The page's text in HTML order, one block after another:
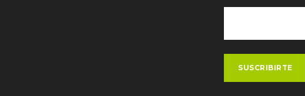
SUSCRIBIRTE